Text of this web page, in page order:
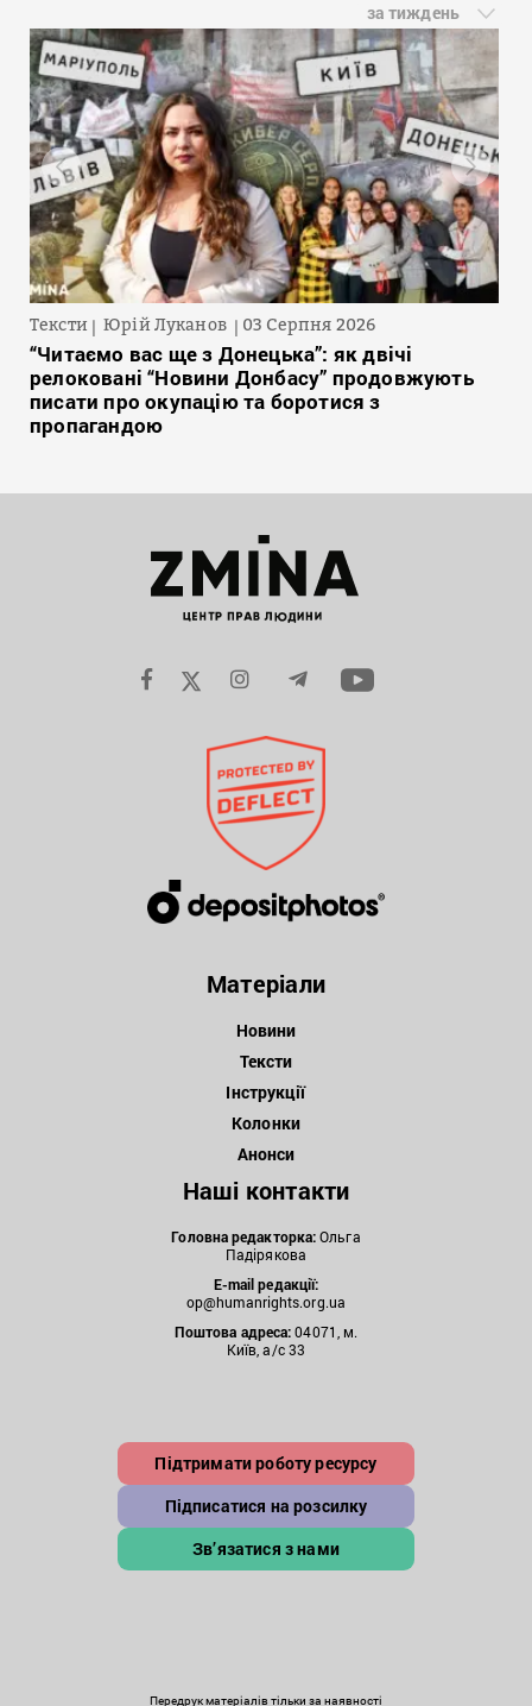
за тиждень
Тексти Юрій Луканов 03 Серпня 2026
“Читаємо вас ще з Донецька”: як двічі
релоковані “Новини Донбасу” продовжують
писати про окупацію та боротися з
пропагандою
Матеріали
Новини
Тексти
Інструкції
Колонки
Анонси
Наші контакти
Головна редакторка:Ольга
Падірякова
E-mail редакції:
op@humanrights.org.ua
Поштова адреса:04071, м.
Київ, а/с 33
Підтримати роботу ресурсу
Підписатися на розсилку
Зв’язатися з нами
Передрук матеріалів тільки за наявності